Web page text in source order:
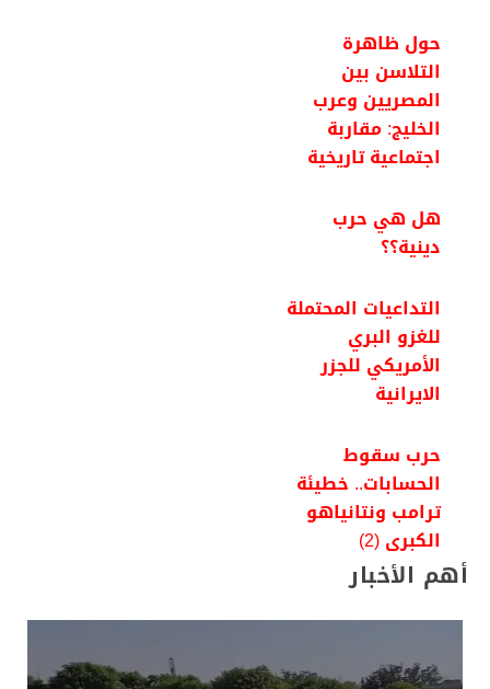
حول ظاهرة
التلاسن بين
المصريين وعرب
الخليج: مقاربة
اجتماعية تاريخية
هل هي حرب
دينية؟؟
التداعيات المحتملة
للغزو البري
الأمريكي للجزر
الايرانية
حرب سقوط
الحسابات.. خطيئة
ترامب ونتانياهو
الكبرى (2)
أهم الأخبار